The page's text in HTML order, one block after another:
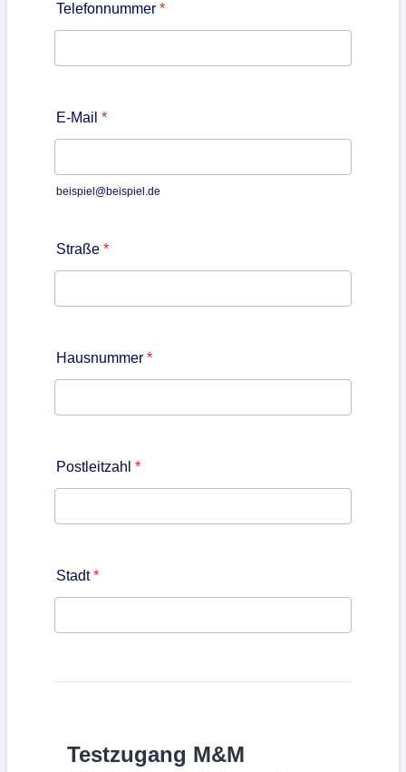
Telefonnummer *
E-Mail *
beispiel@beispiel.de
Straße *
Hausnummer *
Postleitzahl *
Stadt *
Testzugang M&M